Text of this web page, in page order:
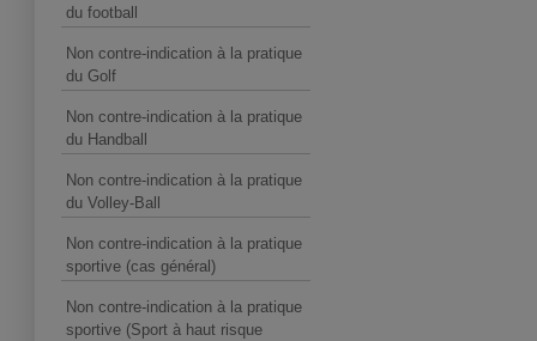
du football
Non contre-indication à la pratique
du Golf
Non contre-indication à la pratique
du Handball
Non contre-indication à la pratique
du Volley-Ball
Non contre-indication à la pratique
sportive (cas général)
Non contre-indication à la pratique
sportive (Sport à haut risque